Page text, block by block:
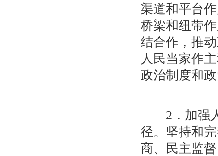
渠道和平台
桥梁和纽带
结合作，推
人民当家作
政治制度和
2．加强人
径。坚持和
商、民主监